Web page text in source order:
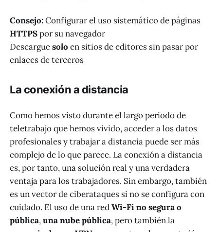
Consejo:Configurar el uso sistemático de páginas
HTTPSpor su navegador
Descarguesolo en sitios de editores sin pasar por
enlaces de terceros
La conexión a distancia
Como hemos visto durante el largo periodo de
teletrabajo que hemos vivido, acceder a los datos
profesionales y trabajar a distancia puede ser más
complejo de lo que parece. La conexión a distancia
es, por tanto, una solución real y una verdadera
ventaja para los trabajadores. Sin embargo, también
es un vector de ciberataques si no se configura con
cuidado. El uso de una redWi-Fi no segura o
pública,una nube pública, pero también la